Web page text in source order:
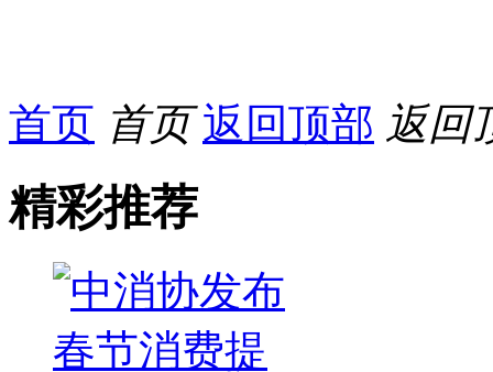
首页 首页 返回顶部 返回
精彩推荐